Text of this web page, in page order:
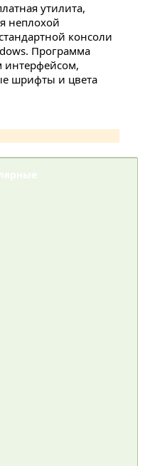
утилита,
неплохой
консоли
Программа
интерфейсом,
шрифты и цвета